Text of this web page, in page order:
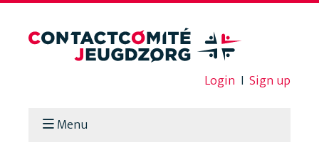
Login I Sign up
Menu